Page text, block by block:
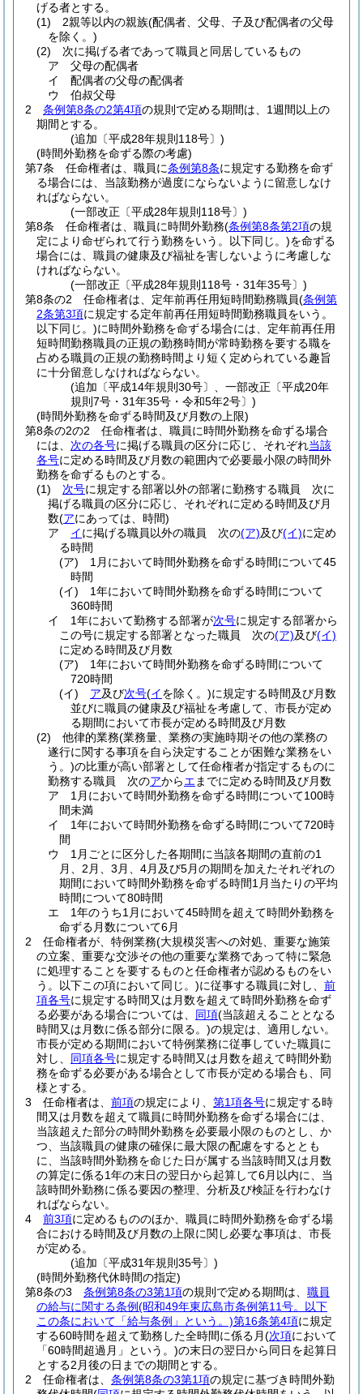
げる者とする。
(1)
2親等以内の親族(配偶者、父母、子及び配偶者の父母
を除く。)
(2)
次に掲げる者であって職員と同居しているもの
ア
父母の配偶者
イ
配偶者の父母の配偶者
ウ
伯叔父母
2
条例第8条の2第4項の規則で定める期間は、1週間以上の
期間とする。
(追加〔平成28年規則118号〕)
(時間外勤務を命ずる際の考慮)
第7条
任命権者は、職員に条例第8条に規定する勤務を命ず
る場合には、当該勤務が過度にならないように留意しなけ
ればならない。
(一部改正〔平成28年規則118号〕)
第8条
任命権者は、職員に時間外勤務(条例第8条第2項の規
定により命ぜられて行う勤務をいう。以下同じ。)を命ずる
場合には、職員の健康及び福祉を害しないように考慮しな
ければならない。
(一部改正〔平成28年規則118号・31年35号〕)
第8条の2
任命権者は、定年前再任用短時間勤務職員(条例第
2条第3項に規定する定年前再任用短時間勤務職員をいう。
以下同じ。)に時間外勤務を命ずる場合には、定年前再任用
短時間勤務職員の正規の勤務時間が常時勤務を要する職を
占める職員の正規の勤務時間より短く定められている趣旨
に十分留意しなければならない。
(追加〔平成14年規則30号〕、一部改正〔平成20年
規則7号・31年35号・令和5年2号〕)
(時間外勤務を命ずる時間及び月数の上限)
第8条の2の2
任命権者は、職員に時間外勤務を命ずる場合
には、 次の各号に掲げる職員の区分に応じ、それぞれ当該
各号に定める時間及び月数の範囲内で必要最小限の時間外
勤務を命ずるものとする。
(1)
次号に規定する部署以外の部署に勤務する職員 次に
掲げる職員の区分に応じ、それぞれに定める時間及び月
数(アにあっては、時間)
ア
イに掲げる職員以外の職員 次の(ア)及び(イ)に定め
る時間
(ア)
1月において時間外勤務を命ずる時間について45
時間
(イ)
1年において時間外勤務を命ずる時間について
360時間
イ
1年において勤務する部署が次号に規定する部署から
この号に規定する部署となった職員 次の(ア)及び(イ)
に定める時間及び月数
(ア)
1年において時間外勤務を命ずる時間について
720時間
(イ)
ア及び次号(イを除く。)に規定する時間及び月数
並びに職員の健康及び福祉を考慮して、市長が定め
る期間において市長が定める時間及び月数
(2)
他律的業務(業務量、業務の実施時期その他の業務の
遂行に関する事項を自ら決定することが困難な業務をい
う。)の比重が高い部署として任命権者が指定するものに
勤務する職員 次のアからエ までに定める時間及び月数
ア
1月において時間外勤務を命ずる時間について100時
間未満
イ
1年において時間外勤務を命ずる時間について720時
間
ウ
1月ごとに区分した各期間に当該各期間の直前の1
月、2月、3月、4月及び5月の期間を加えたそれぞれの
期間において時間外勤務を命ずる時間1月当たりの平均
時間について80時間
エ
1年のうち1月において45時間を超えて時間外勤務を
命ずる月数について6月
2
任命権者が、特例業務(大規模災害への対処、重要な施策
の立案、重要な交渉その他の重要な業務であって特に緊急
に処理することを要するものと任命権者が認めるものをい
う。以下この項において同じ。)に従事する職員に対し、 前
項各号に規定する時間又は月数を超えて時間外勤務を命ず
る必要がある場合については、 同項(当該超えることとなる
時間又は月数に係る部分に限る。)の規定は、適用しない。
市長が定める期間において特例業務に従事していた職員に
対し、 同項各号に規定する時間又は月数を超えて時間外勤
務を命ずる必要がある場合として市長が定める場合も、同
様とする。
3
任命権者は、 前項の規定により、 第1項各号に規定する時
間又は月数を超えて職員に時間外勤務を命ずる場合には、
当該超えた部分の時間外勤務を必要最小限のものとし、か
つ、当該職員の健康の確保に最大限の配慮をするととも
に、当該時間外勤務を命じた日が属する当該時間又は月数
の算定に係る1年の末日の翌日から起算して6月以内に、当
該時間外勤務に係る要因の整理、分析及び検証を行わなけ
ればならない。
4
前3項に定めるもののほか、職員に時間外勤務を命ずる場
合における時間及び月数の上限に関し必要な事項は、市長
が定める。
(追加〔平成31年規則35号〕)
(時間外勤務代休時間の指定)
第8条の3
条例第8条の3第1項の規則で定める期間は、 職員
の給与に関する条例(昭和49年東広島市条例第11号。以下
この条において「給与条例」という。)第16条第4項に規定
する60時間を超えて勤務した全時間に係る月(次項において
「60時間超過月」という。)の末日の翌日から同日を起算日
とする2月後の日までの期間とする。
2
任命権者は、 条例第8条の3第1項の規定に基づき時間外勤